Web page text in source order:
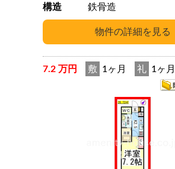
構造
鉄骨造
7.2 万円 敷 1ヶ月 礼 1ヶ月